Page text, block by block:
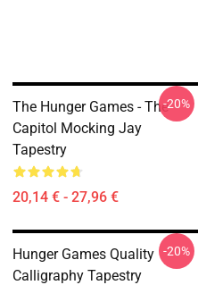
The Hunger Games - The
Capitol Mocking Jay
Tapestry
20,14 € - 27,96 €
-20%
Hunger Games Quality
Calligraphy Tapestry
-20%